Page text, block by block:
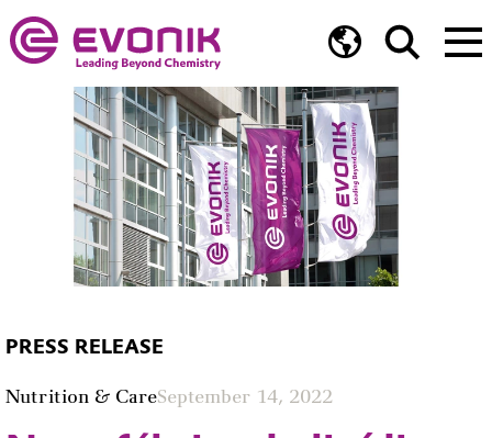
PRESS RELEASE
Nutrition & CareSeptember 14, 2022